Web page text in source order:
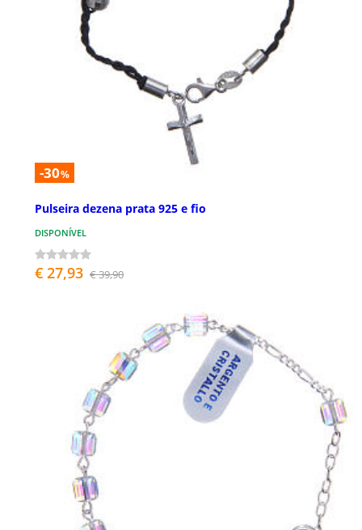
-30%
Pulseira dezena prata 925 e fio
DISPONÍVEL
€ 27,93 € 39,90